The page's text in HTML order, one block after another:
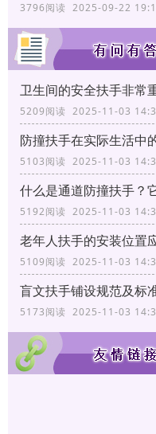
3796阅读 2025-09-22
卫生间的安全扶手非常
5209阅读 2025-11-03
防撞扶手在实际生活中
5103阅读 2025-11-03
什么是通道防撞扶手？
5192阅读 2025-11-03
老年人扶手的安装位置
5109阅读 2025-11-03
盲文扶手铺设规范及标
5173阅读 2025-11-03